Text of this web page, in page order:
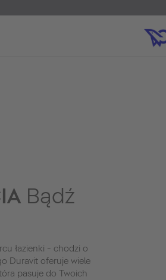
Bądź
łazienki - chodzi o
Duravit oferuje wiele
pasuje do Twoich